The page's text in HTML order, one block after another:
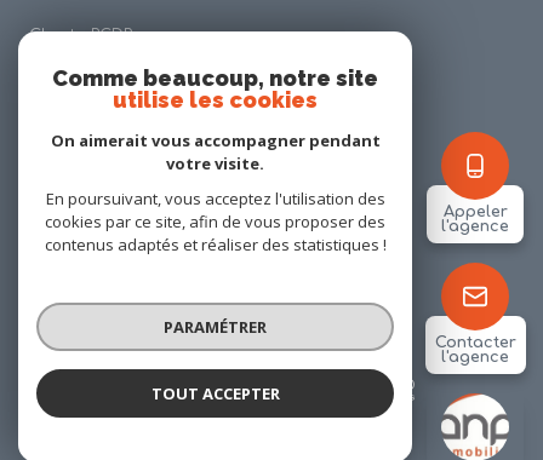
ANP IMMOBILIER
Appeler
l'agence
Contacter
l'agence
Charte RGDP
Nos honoraires
Cookies
© 2026 | Tous droits réservés
Réalisé par
Comme beaucoup, notre site
utilise les cookies
On aimerait vous accompagner pendant
votre visite.
En poursuivant, vous acceptez l'utilisation des
cookies par ce site, afin de vous proposer des
contenus adaptés et réaliser des statistiques !
PARAMÉTRER
TOUT ACCEPTER